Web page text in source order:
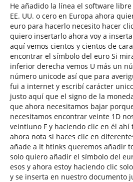
He añadido la línea el software
EE. UU. o cero en Europa ahora
euro para hacerlo necesito hacer
quiero insertarlo ahora voy a
aquí vemos cientos y cientos de
encontrar el símbolo del euro Si
inferior derecha vemos U más un
número unicode así que para
fui a internet y escribí carácter
justo aquí que el signo de la
que ahora necesitamos bajar
necesitamos encontrar veinte 1D
veintiuno F y haciendo clic en él ahí
ahora nota si haces clic en
añade a It htinks queremos añadir
solo quiero añadir el símbolo del
esos y ahora estoy haciendo clic
y se inserta en nuestro documento